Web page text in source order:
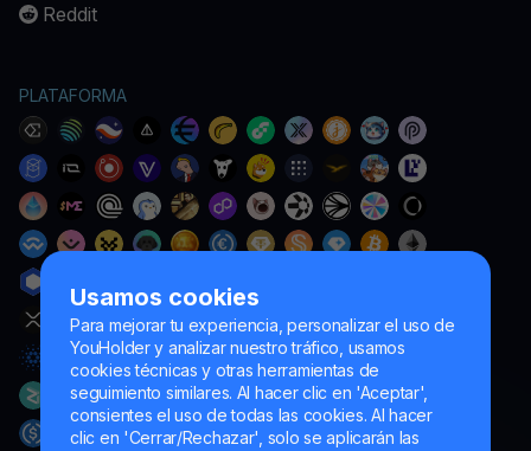
Usamos cookies
Para mejorar tu experiencia, personalizar el uso de
YouHolder y analizar nuestro tráfico, usamos
cookies técnicas y otras herramientas de
seguimiento similares. Al hacer clic en 'Aceptar',
consientes el uso de todas las cookies. Al hacer
clic en 'Cerrar/Rechazar', solo se aplicarán las
Reddit
PLATAFORMA